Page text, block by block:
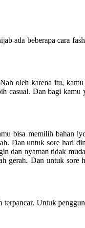
ada beberapa cara
oleh karena itu,
casual. Dan bagi
bisa memilih bahan
Dan untuk sore hari
dan nyaman tidak
Dan untuk sore
Untuk